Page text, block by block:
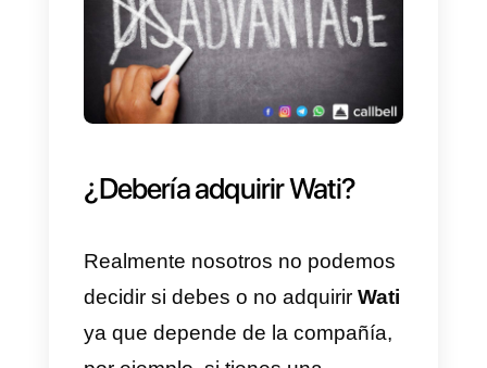
Por último,Watidispone de App
para todos los dispositivos lo que
lo hace sencillo de utilizar en
Desventajas:
Una de las principales
desventajas de esta solución es